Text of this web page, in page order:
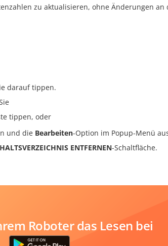
zu aktualisieren, ohne Änderungen an
darauf tippen.
tippen, oder
und die Bearbeiten-Option im Popup-Menü
ENTFERNEN-Schaltfläche.
Roboter das Lesen bei